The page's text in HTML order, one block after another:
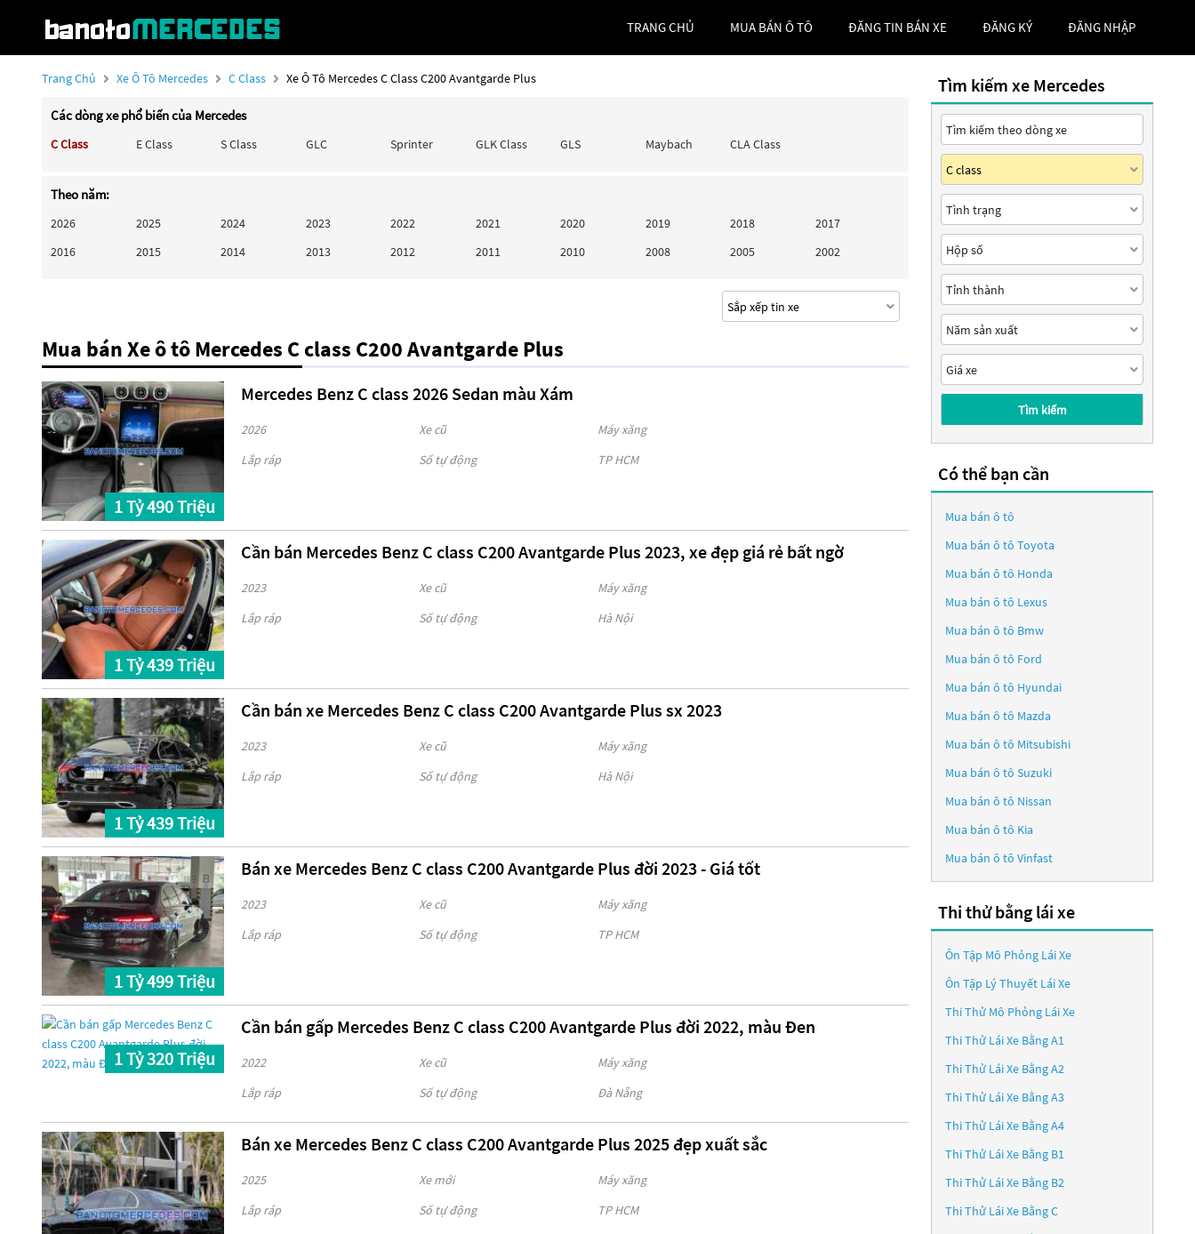
TRANG CHỦ MUA BÁN Ô TÔ ĐĂNG TIN BÁN XE ĐĂNG KÝ ĐĂNG NHẬP
Trang Chủ Xe Ô Tô Mercedes C Class Xe Ô Tô Mercedes C Class C200 Avantgarde Plus
Các dòng xe phổ biến của Mercedes
C Class E Class S Class GLC Sprinter GLK Class GLS Maybach CLA Class
Theo năm:
2026 2025 2024 2023 2022 2021 2020 2019 2018
2017
2016
2015 2014 2013 2012 2011 2010 2008 2005 2002
Mua bán Xe ô tô Mercedes C class C200 Avantgarde Plus
1 Tỷ 490 Triệu
Mercedes Benz C class 2026 Sedan màu Xám
2026 Xe cũ
Máy xăng
Lắp ráp
Số tự động TP HCM
1 Tỷ 439 Triệu
Cần bán Mercedes Benz C class C200 Avantgarde Plus 2023, xe đẹp giá rẻ bất ngờ
2023 Xe cũ
Máy xăng
Lắp ráp
Số tự động Hà Nội
1 Tỷ 439 Triệu
Cần bán xe Mercedes Benz C class C200 Avantgarde Plus sx 2023
2023 Xe cũ
Máy xăng
Lắp ráp
Số tự động Hà Nội
1 Tỷ 499 Triệu
Bán xe Mercedes Benz C class C200 Avantgarde Plus đời 2023 - Giá tốt
2023 Xe cũ
Máy xăng
Lắp ráp
Số tự động TP HCM
1 Tỷ 320 Triệu
Cần bán gấp Mercedes Benz C class C200 Avantgarde Plus đời 2022, màu Đen
2022 Xe cũ
Máy xăng
Lắp ráp
Số tự động Đà Nẵng
Bán xe Mercedes Benz C class C200 Avantgarde Plus 2025 đẹp xuất sắc
2025 Xe mới
Máy xăng
Lắp ráp
Số tự động TP HCM
Tìm kiếm xe Mercedes
Tìm kiếm
Có thể bạn cần
Mua bán ô tô
Mua bán ô tô Toyota
Mua bán ô tô Honda
Mua bán ô tô Lexus
Mua bán ô tô Bmw
Mua bán ô tô Ford
Mua bán ô tô Hyundai
Mua bán ô tô Mazda
Mua bán ô tô Mitsubishi
Mua bán ô tô Suzuki
Mua bán ô tô Nissan
Mua bán ô tô Kia
Mua bán ô tô Vinfast
Thi thử bằng lái xe
Ôn Tập Mô Phỏng Lái Xe
Ôn Tập Lý Thuyết Lái Xe
Thi Thử Mô Phỏng Lái Xe
Thi Thử Lái Xe Bằng A1
Thi Thử Lái Xe Bằng A2
Thi Thử Lái Xe Bằng A3
Thi Thử Lái Xe Bằng A4
Thi Thử Lái Xe Bằng B1
Thi Thử Lái Xe Bằng B2
Thi Thử Lái Xe Bằng C